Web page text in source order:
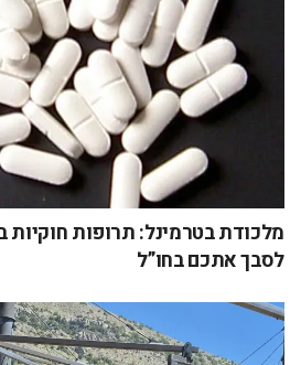
מלכודת בטרמינל: תרופות חוקיות
לסבך אתכם בחו”ל